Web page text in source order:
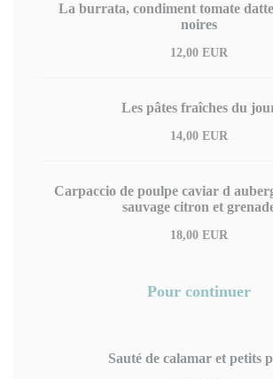
La burrata, condiment tomate
noires
12,00 EUR
Les pâtes fraîches du
14,00 EUR
Carpaccio de poulpe caviar d
sauvage citron et
18,00 EUR
Pour continuer
Sauté de calamar et petits